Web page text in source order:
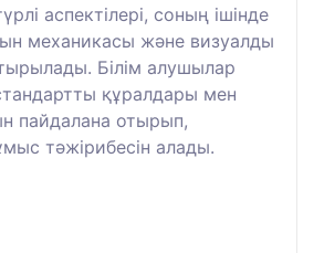
аспектілері, соның ішінде
механикасы және визуалды
Білім алушылар
құралдары мен
пайдалана отырып,
тәжірибесін алады.